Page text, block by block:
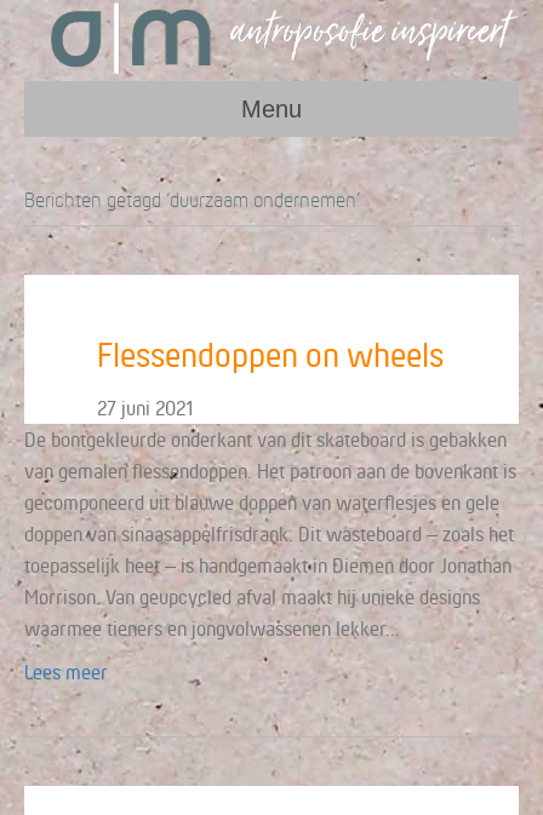
Menu
Berichten getagd ‘duurzaam ondernemen’
Flessendoppen on wheels
27 juni 2021
De bontgekleurde onderkant van dit skateboard is gebakken
van gemalen flessendoppen. Het patroon aan de bovenkant is
gecomponeerd uit blauwe doppen van waterflesjes en gele
doppen van sinaasappelfrisdrank. Dit wasteboard – zoals het
toepasselijk heet – is handgemaakt in Diemen door Jonathan
Morrison. Van geupcycled afval maakt hij unieke designs
waarmee tieners en jongvolwassenen lekker…
Lees meer